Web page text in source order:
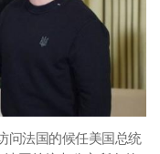
问法国的候任美国总统